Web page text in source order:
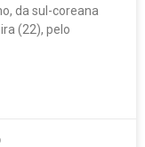
da sul-coreana
(22), pelo